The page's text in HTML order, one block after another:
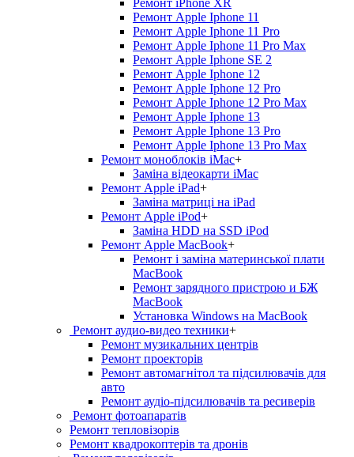
Ремонт iPhone XR
Ремонт Apple Iphone 11
Ремонт Apple Iphone 11 Pro
Ремонт Apple Iphone 11 Pro Max
Ремонт Apple Iphone SE 2
Ремонт Apple Iphone 12
Ремонт Apple Iphone 12 Pro
Ремонт Apple Iphone 12 Pro Max
Ремонт Apple Iphone 13
Ремонт Apple Iphone 13 Pro
Ремонт Apple Iphone 13 Pro Max
Ремонт моноблоків iMac+
Заміна відеокарти iMac
Ремонт Apple iPad+
Заміна матриці на iPad
Ремонт Apple iPod+
Заміна HDD на SSD iPod
Ремонт Apple MacBook+
Ремонт і заміна материнської плати
MacBook
Ремонт зарядного пристрою и БЖ
MacBook
Установка Windows на MacBook
Ремонт аудио-видео техники+
Ремонт музикальних центрів
Ремонт проекторів
Ремонт автомагнітол та підсилювачів для
авто
Ремонт аудіо-підсилювачів та ресиверів
Ремонт фотоапаратів
Ремонт тепловізорів
Ремонт квадрокоптерів та дронів